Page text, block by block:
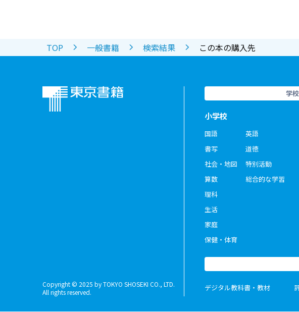
TOP 一般書籍 検索結果 この本の購入先
Copyright © 2025 by TOKYO SHOSEKI CO., LTD.
All rights reserved.
学
小学校
国語
書写
社会・地図
算数
理科
生活
家庭
保健・体育
英語
道徳
特別活動
総合的な学習
デジタル教科書・教材